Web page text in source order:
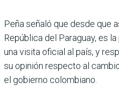
Peña señaló que desde que
República del Paraguay, es
una visita oficial al país, y
su opinión respecto al
el gobierno colombiano.